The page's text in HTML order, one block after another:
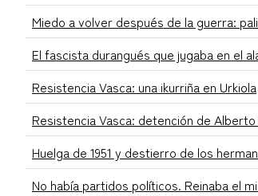
Miedo a volver después de la guerra:
El fascista durangués que jugaba en el
Resistencia Vasca: una ikurriña en Urkiola
Resistencia Vasca: detención de
Huelga de 1951 y destierro de los
No había partidos políticos. Reinaba el